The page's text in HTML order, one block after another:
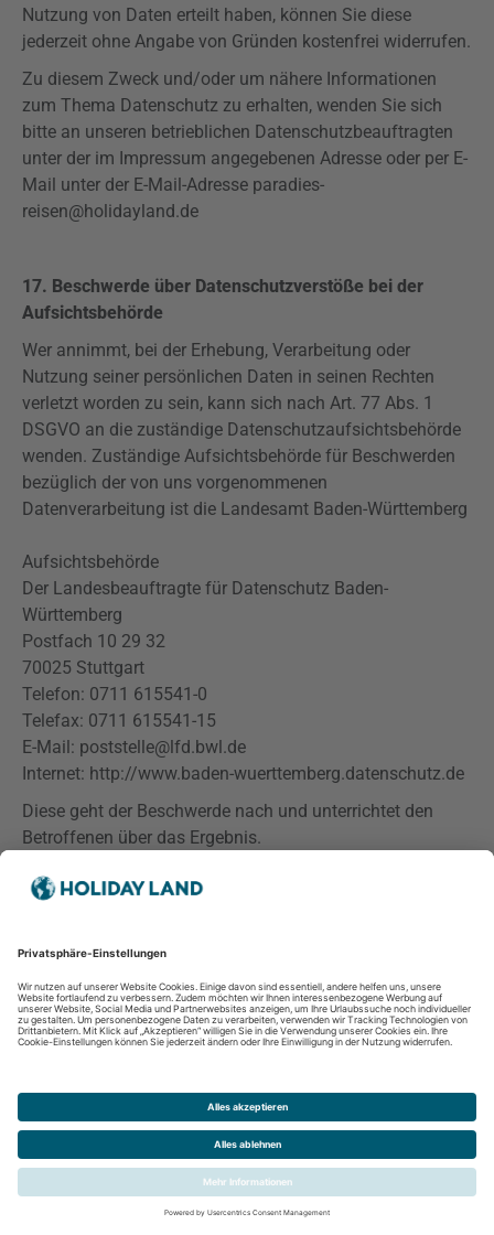
Nutzung von Daten erteilt haben, können Sie diese
jederzeit ohne Angabe von Gründen kostenfrei widerrufen.
Zu diesem Zweck und/oder um nähere Informationen
zum Thema Datenschutz zu erhalten, wenden Sie sich
bitte an unseren betrieblichen Datenschutzbeauftragten
unter der im Impressum angegebenen Adresse oder per E-
Mail unter der E-Mail-Adresse paradies-
reisen@holidayland.de
17. Beschwerde über Datenschutzverstöße bei der
Aufsichtsbehörde
Wer annimmt, bei der Erhebung, Verarbeitung oder
Nutzung seiner persönlichen Daten in seinen Rechten
verletzt worden zu sein, kann sich nach Art. 77 Abs. 1
DSGVO an die zuständige Datenschutzaufsichtsbehörde
wenden. Zuständige Aufsichtsbehörde für Beschwerden
bezüglich der von uns vorgenommenen
Datenverarbeitung ist die Landesamt Baden-Württemberg
Aufsichtsbehörde
Der Landesbeauftragte für Datenschutz Baden-
Württemberg
Postfach 10 29 32
70025 Stuttgart
Telefon: 0711 615541-0
Telefax: 0711 615541-15
E-Mail: poststelle@lfd.bwl.de
Internet: http://www.baden-wuerttemberg.datenschutz.de
Diese geht der Beschwerde nach und unterrichtet den
Betroffenen über das Ergebnis.
Da sich auf Grund des technischen Fortschritts und
Verarbeitungsverfahren ändern/weiterentwickeln können
behalten wir uns vor, dievorliegende
deshalb unsere Datenschutzerklärung von Zeit zu Zeit zu
überprüfen. Sollten Sie mit den im Verlaufe der Zeit
auftretendenWeiterentwicklungen nicht einverstanden
sein, so können Sie schriftlich, gemäß Art 17
Löschung der Daten, die nicht auf Grundlage anderer